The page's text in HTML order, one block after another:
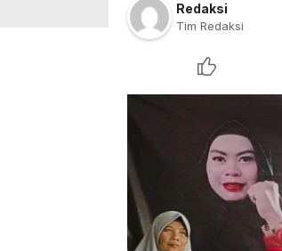
Redaksi
Tim Redaksi